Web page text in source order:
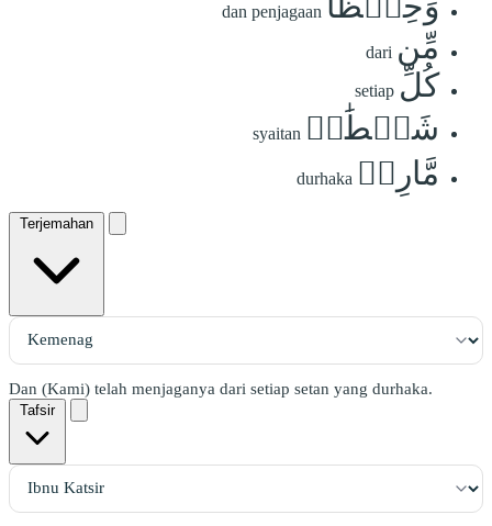
dan penjagaan
مِّن dari
كُلِّ setiap
شَيۡطَٰنٖ syaitan
مَّارِدٖ durhaka
Terjemahan
Dan (Kami) telah menjaganya dari setiap setan yang durhaka.
Tafsir